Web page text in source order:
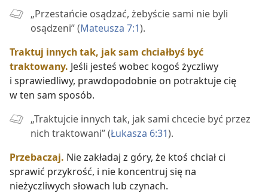
„Przestańcie osądzać, żebyście sami nie byli
osądzeni” (Mateusza 7:1).
Traktuj innych tak, jak sam chciałbyś być
traktowany. Jeśli jesteś wobec kogoś życzliwy
i sprawiedliwy, prawdopodobnie on potraktuje cię
w ten sam sposób.
„Traktujcie innych tak, jak sami chcecie być przez
nich traktowani” (Łukasza 6:31).
Przebaczaj. Nie zakładaj z góry, że ktoś chciał ci
sprawić przykrość, i nie koncentruj się na
nieżyczliwych słowach lub czynach.